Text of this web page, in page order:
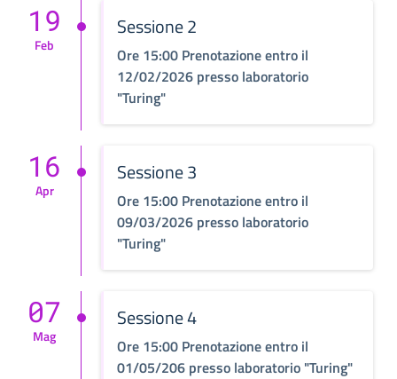
Sessione 2
Ore 15:00 Prenotazione entro il
12/02/2026 presso laboratorio
"Turing"
19
Feb
Sessione 3
Ore 15:00 Prenotazione entro il
09/03/2026 presso laboratorio
"Turing"
16
Apr
Sessione 4
Ore 15:00 Prenotazione entro il
01/05/206 presso laboratorio "Turing"
07
Mag